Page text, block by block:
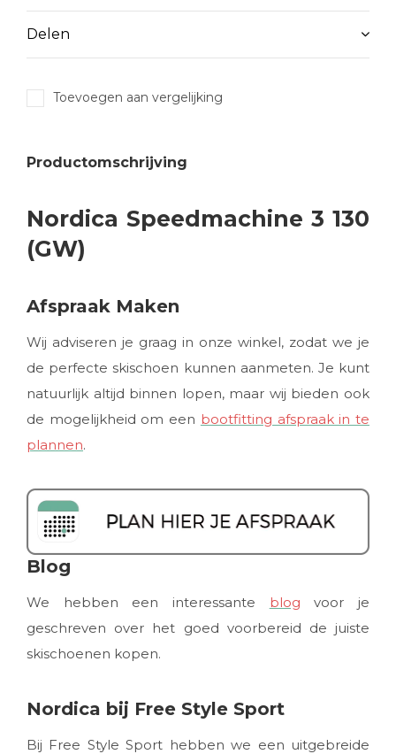
Delen
Toevoegen aan vergelijking
Productomschrijving
Nordica Speedmachine 3 130
(GW)
Afspraak Maken
Wij adviseren je graag in onze winkel, zodat we je
de perfecte skischoen kunnen aanmeten. Je kunt
natuurlijk altijd binnen lopen, maar wij bieden ook
de mogelijkheid om een bootfitting afspraak in te
plannen.
Blog
We hebben een interessante blog voor je
geschreven over het goed voorbereid de juiste
skischoenen kopen.
Nordica bij Free Style Sport
Bij Free Style Sport hebben we een uitgebreide